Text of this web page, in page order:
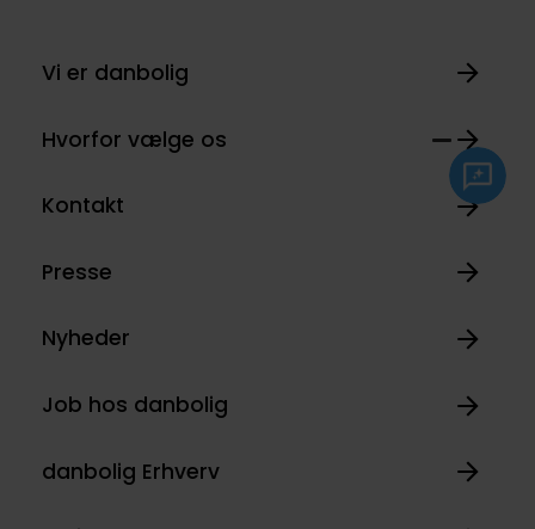
Vi er danbolig
Hvorfor vælge os
Kontakt
Presse
Nyheder
Job hos danbolig
danbolig Erhverv